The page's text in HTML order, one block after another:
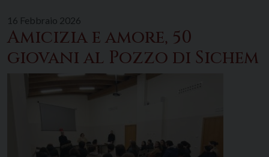
16 Febbraio 2026
Amicizia e amore, 50
giovani al Pozzo di Sichem